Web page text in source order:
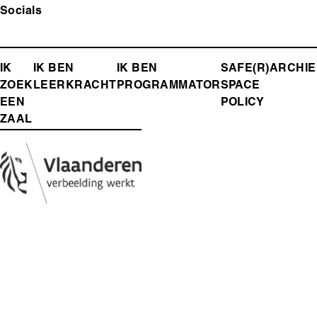
Socials
FOOTER-
MENU
IK
ZOEK
EEN
ZAAL
IK BEN
LEERKRACHT
IK BEN
PROGRAMMATOR
SAFE(R)
SPACE
POLICY
Media
Afbeelding